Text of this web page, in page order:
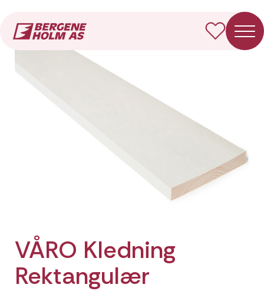
VÅRO Kledning
Rektangulær